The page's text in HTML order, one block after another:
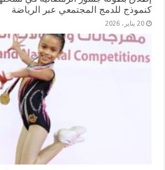
كنموذج للدمج المجتمعي عبر الرياضة
20 يناير، 2026